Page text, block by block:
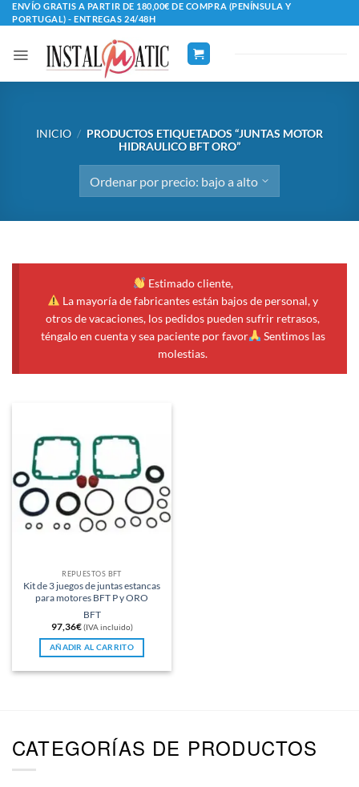
Saltar
al
contenido
ENVÍO GRATIS A PARTIR DE 180,00€ DE COMPRA (PENÍNSULA Y
PORTUGAL) - ENTREGAS 24/48H
INICIO / PRODUCTOS ETIQUETADOS “JUNTAS MOTOR
HIDRAULICO BFT ORO”
Estimado cliente,
La mayoría de fabricantes están bajos de personal, y
otros de vacaciones, los pedidos pueden sufrir retrasos,
téngalo en cuenta y sea paciente por favor
Sentimos las
molestias.
REPUESTOS BFT
Kit de 3 juegos de juntas estancas
para motores BFT P y ORO
BFT
97,36€ (IVA incluido)
AÑADIR AL CARRITO
CATEGORÍAS DE PRODUCTOS